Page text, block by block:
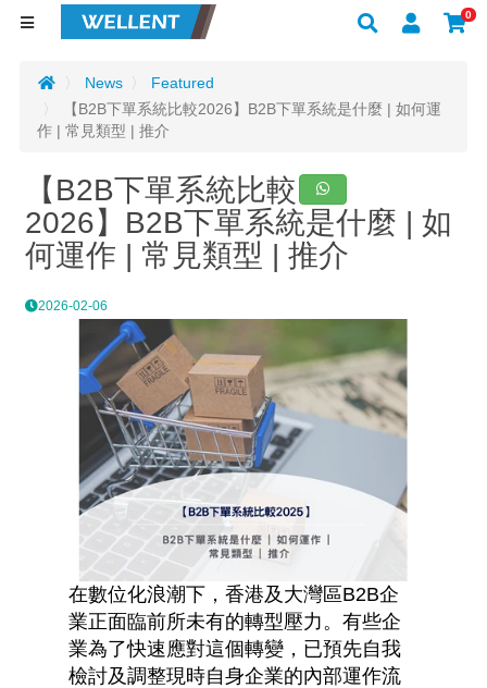
0
News
Featured
【B2B下單系統比較2026】B2B下單系統是什麼 | 如何運
作 | 常見類型 | 推介
【B2B下單系統比較
2026】B2B下單系統是什麼 | 如
何運作 | 常見類型 | 推介
2026-02-06
在數位化浪潮下，香港及大灣區B2B企
業正面臨前所未有的轉型壓力。有些企
業為了快速應對這個轉變，已預先自我
檢討及調整現時自身企業的內部運作流